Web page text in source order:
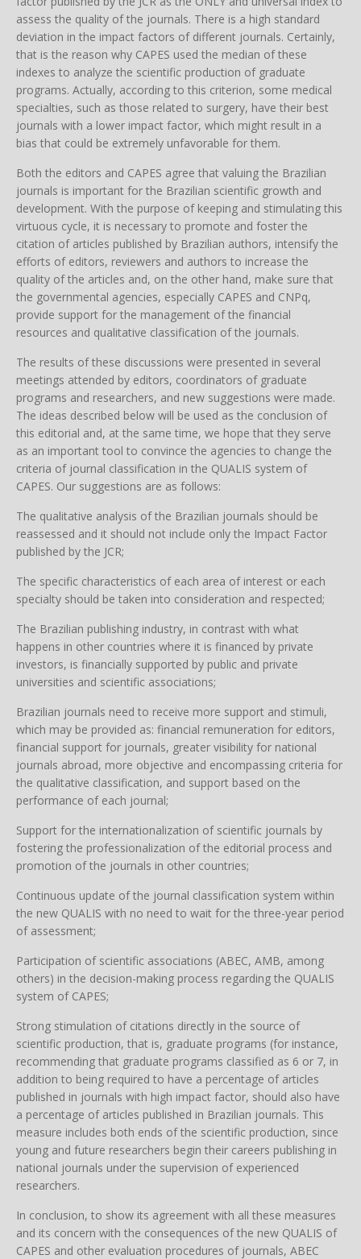
assess the quality of the journals. There is a high standard
deviation in the impact factors of different journals. Certainly,
that is the reason why CAPES used the median of these
indexes to analyze the scientific production of graduate
programs. Actually, according to this criterion, some medical
specialties, such as those related to surgery, have their best
journals with a lower impact factor, which might result in a
bias that could be extremely unfavorable for them.
Both the editors and CAPES agree that valuing the Brazilian
journals is important for the Brazilian scientific growth and
development. With the purpose of keeping and stimulating this
virtuous cycle, it is necessary to promote and foster the
citation of articles published by Brazilian authors, intensify the
efforts of editors, reviewers and authors to increase the
quality of the articles and, on the other hand, make sure that
the governmental agencies, especially CAPES and CNPq,
provide support for the management of the financial
resources and qualitative classification of the journals.
The results of these discussions were presented in several
meetings attended by editors, coordinators of graduate
programs and researchers, and new suggestions were made.
The ideas described below will be used as the conclusion of
this editorial and, at the same time, we hope that they serve
as an important tool to convince the agencies to change the
criteria of journal classification in the QUALIS system of
CAPES. Our suggestions are as follows:
The qualitative analysis of the Brazilian journals should be
reassessed and it should not include only the Impact Factor
published by the JCR;
The specific characteristics of each area of interest or each
specialty should be taken into consideration and respected;
The Brazilian publishing industry, in contrast with what
happens in other countries where it is financed by private
investors, is financially supported by public and private
universities and scientific associations;
Brazilian journals need to receive more support and stimuli,
which may be provided as: financial remuneration for editors,
financial support for journals, greater visibility for national
journals abroad, more objective and encompassing criteria for
the qualitative classification, and support based on the
performance of each journal;
Support for the internationalization of scientific journals by
fostering the professionalization of the editorial process and
promotion of the journals in other countries;
Continuous update of the journal classification system within
the new QUALIS with no need to wait for the three-year period
of assessment;
Participation of scientific associations (ABEC, AMB, among
others) in the decision-making process regarding the QUALIS
system of CAPES;
Strong stimulation of citations directly in the source of
scientific production, that is, graduate programs (for instance,
recommending that graduate programs classified as 6 or 7, in
addition to being required to have a percentage of articles
published in journals with high impact factor, should also have
a percentage of articles published in Brazilian journals. This
measure includes both ends of the scientific production, since
young and future researchers begin their careers publishing in
national journals under the supervision of experienced
researchers.
In conclusion, to show its agreement with all these measures
and its concern with the consequences of the new QUALIS of
CAPES and other evaluation procedures of journals, ABEC